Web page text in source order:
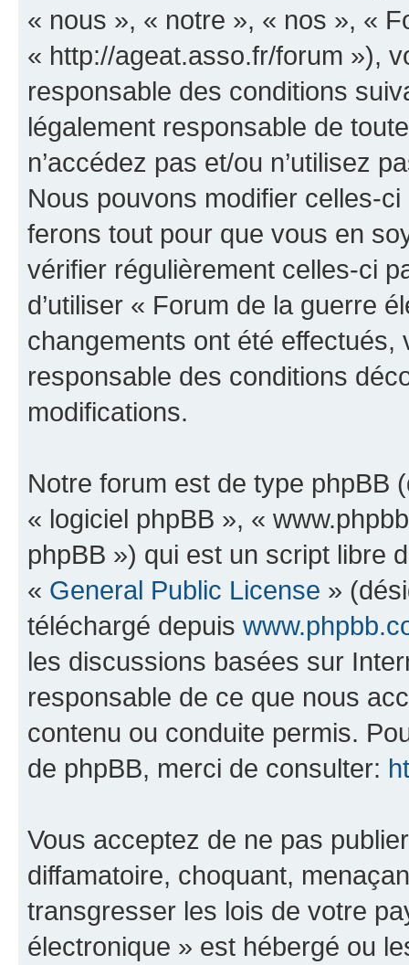
« nous », « notre », « nos », «
« http://ageat.asso.fr/forum »),
responsable des conditions
légalement responsable de
n’accédez pas et/ou n’utilisez
Nous pouvons modifier celles-
ferons tout pour que vous en
vérifier régulièrement celles-ci
d’utiliser « Forum de la guerre
changements ont été effectués,
responsable des conditions
modifications.
Notre forum est de type phpBB
« logiciel phpBB », «
phpBB ») qui est un script libre
« General Public License »
téléchargé depuis
les discussions basées sur
responsable de ce que nous
contenu ou conduite permis.
de phpBB, merci de consulter:
Vous acceptez de ne pas
diffamatoire, choquant,
transgresser les lois de votre
électronique » est hébergé ou